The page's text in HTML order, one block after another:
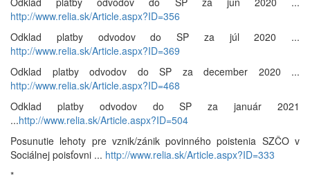
http://www.relia.sk/Article.aspx?ID=356
Odklad platby odvodov do SP za júl 2020 ...
http://www.relia.sk/Article.aspx?ID=369
Odklad platby odvodov do SP za december 2020 ...
http://www.relia.sk/Article.aspx?ID=468
Odklad platby odvodov do SP za január 2021
...http://www.relia.sk/Article.aspx?ID=504
Posunutie lehoty pre vznik/zánik povinného poistenia SZČO v
Sociálnej poisťovni ... http://www.relia.sk/Article.aspx?ID=333
*